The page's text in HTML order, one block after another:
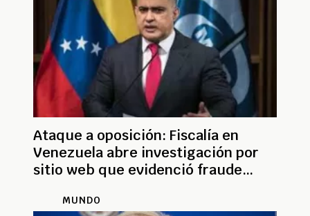
Ataque a oposición: Fiscalía en
Venezuela abre investigación por
sitio web que evidenció fraude
MUNDO